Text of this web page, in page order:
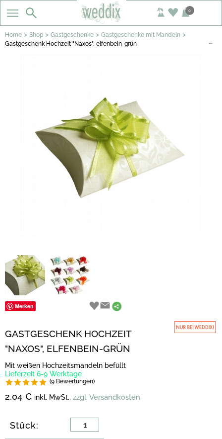
0
Home > Shop > Gastgeschenke > Gastgeschenke mit Mandeln >
Gastgeschenk Hochzeit "Naxos", elfenbein-grün …
Merken
GASTGESCHENK HOCHZEIT
"NAXOS", ELFENBEIN-GRÜN
Mit weißen Hochzeitsmandeln befüllt
Lieferzeit 6-9 Werktage
(9 Bewertungen)
2,04 € inkl. MwSt., zzgl. Versandkosten
Stück: